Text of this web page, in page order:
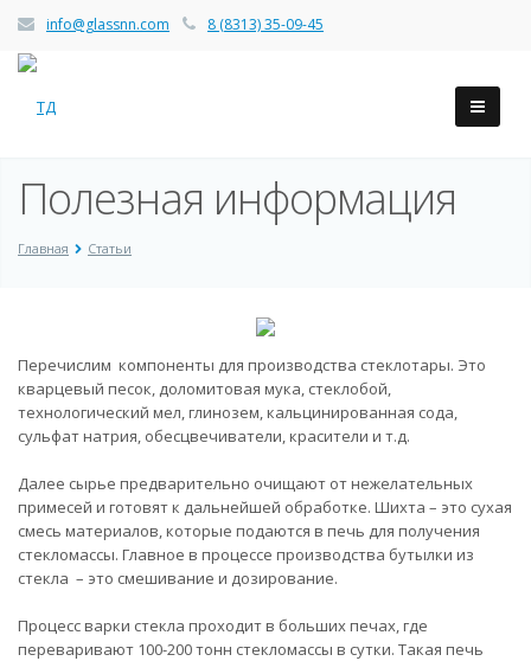
info@glassnn.com 8 (8313) 35-09-45
Полезная информация
Главная Статьи
Перечислим компоненты для производства стеклотары. Это
кварцевый песок, доломитовая мука, стеклобой,
технологический мел, глинозем, кальцинированная сода,
сульфат натрия, обесцвечиватели, красители и т.д.
Далее сырье предварительно очищают от нежелательных
примесей и готовят к дальнейшей обработке. Шихта – это сухая
смесь материалов, которые подаются в печь для получения
стекломассы. Главное в процессе производства бутылки из
стекла – это смешивание и дозирование.
Процесс варки стекла проходит в больших печах, где
переваривают 100-200 тонн стекломассы в сутки. Такая печь